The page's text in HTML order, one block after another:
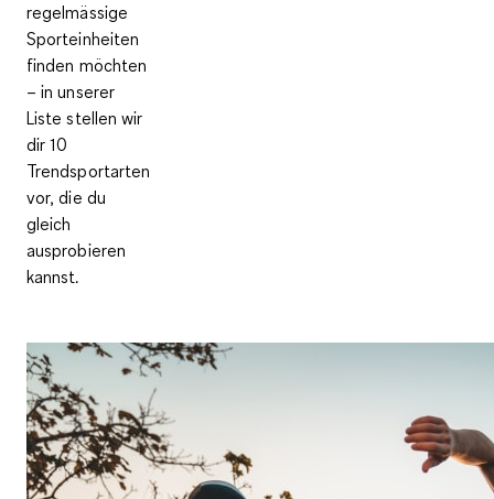
regelmässige
Sporteinheiten
finden möchten
– in unserer
Liste stellen wir
dir 10
Trendsportarten
vor, die du
gleich
ausprobieren
kannst.